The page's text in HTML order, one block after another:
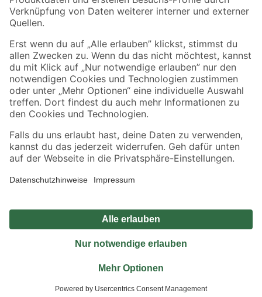
Sicher einkaufen
Jetzt die toom-App herunterladen
Alle Preisangaben in EUR inkl. gesetzl. MwSt.. Die dargestellten Angebote sind unter
Umständen nicht in allen Märkten verfügbar. Die angegebenen Verfügbarkeiten beziehen
Produkte nur solange der Vorrat reicht.
*Paketversand ab 59 € versandkostenfrei, gilt nicht für Artikel mit Speditionsversand, hier
Privatsphäre Impressum
Nutzungsbedingungen
Widerrufsrecht
Vertrag widerrufen
© 2026 toom Baumarkt GmbH